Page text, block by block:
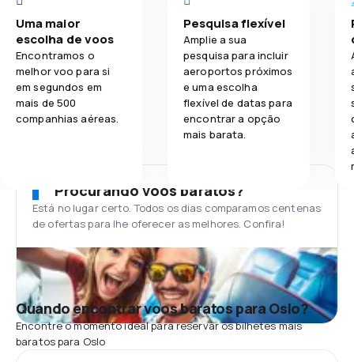
Uma maior
escolha de voos
Encontramos o
melhor voo para si
em segundos em
mais de 500
companhias aéreas.
Pesquisa flexível
Amplie a sua
pesquisa para incluir
aeroportos próximos
e uma escolha
flexível de datas para
encontrar a opção
mais barata.
Procurando voos baratos?
Está no lugar certo. Todos os dias comparamos centenas
de ofertas para lhe oferecer as melhores. Confira!
Quando encontrar voos baratos para Oslo?
Encontre o momento ideal para reservar os bilhetes mais
baratos para Oslo